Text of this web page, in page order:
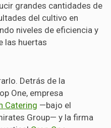
grandes cantidades de
del cultivo en
niveles de eficiencia y
las huertas
Detrás de la
One, empresa
Catering —bajo el
Group— y la firma